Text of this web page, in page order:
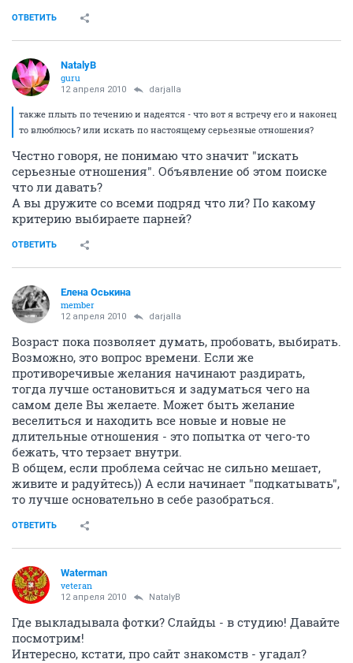
ОТВЕТИТЬ
NatalyB
guru
12 апреля 2010 darjalla
также плыть по течению и надеятся - что вот я встречу его и наконец
то влюблюсь? или искать по настоящему серьезные отношения?
Честно говоря, не понимаю что значит "искать
серьезные отношения". Объявление об этом поиске
что ли давать?
А вы дружите со всеми подряд что ли? По какому
критерию выбираете парней?
ОТВЕТИТЬ
Елена Оськина
member
12 апреля 2010 darjalla
Возраст пока позволяет думать, пробовать, выбирать.
Возможно, это вопрос времени. Если же
противоречивые желания начинают раздирать,
тогда лучше остановиться и задуматься чего на
самом деле Вы желаете. Может быть желание
веселиться и находить все новые и новые не
длительные отношения - это попытка от чего-то
бежать, что терзает внутри.
В общем, если проблема сейчас не сильно мешает,
живите и радуйтесь)) А если начинает "подкатывать",
то лучше основательно в себе разобраться.
ОТВЕТИТЬ
Waterman
veteran
12 апреля 2010 NatalyB
Где выкладывала фотки? Слайды - в студию! Давайте
посмотрим!
Интересно, кстати, про сайт знакомств - угадал?